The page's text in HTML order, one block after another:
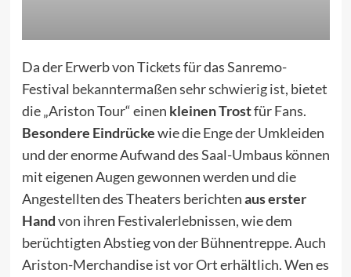
Da der Erwerb von Tickets für das Sanremo-
Festival bekanntermaßen sehr schwierig ist, bietet
die „Ariston Tour“ einen kleinen Trostfür Fans.
Besondere Eindrückewie die Enge der Umkleiden
und der enorme Aufwand des Saal-Umbaus können
mit eigenen Augen gewonnen werden und die
Angestellten des Theaters berichtenaus erster
Handvon ihren Festivalerlebnissen, wie dem
berüchtigten Abstieg von der Bühnentreppe. Auch
Ariston-Merchandise ist vor Ort erhältlich. Wen es